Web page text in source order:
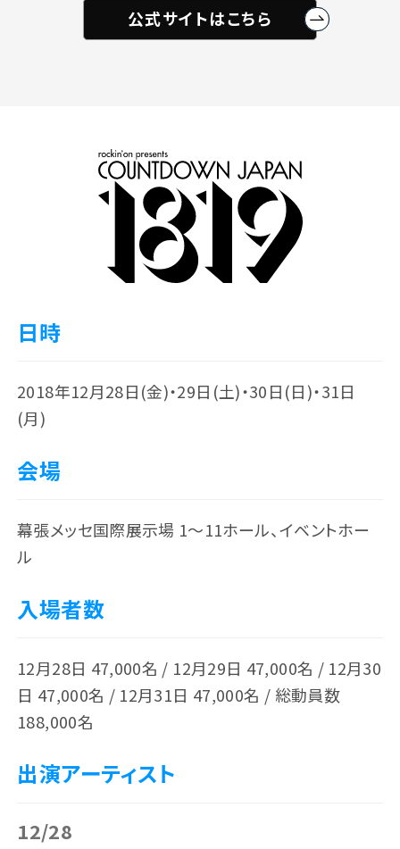
公式サイトはこちら
日時
2018年12月28日(金)・29日(土)・30日(日)・31日
(月)
会場
幕張メッセ国際展示場 1～11ホール、イベントホー
ル
入場者数
12月28日 47,000名 / 12月29日 47,000名 / 12月30
日 47,000名 / 12月31日 47,000名 / 総動員数
188,000名
出演アーティスト
12/28